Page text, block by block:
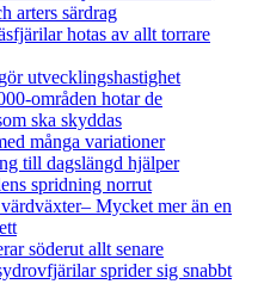
arters särdrag
hotas av allt torrare
utvecklingshastighet
områden hotar de
ska skyddas
många variationer
till dagslängd hjälper
spridning norrut
Mycket mer än en
söderut allt senare
sprider sig snabbt